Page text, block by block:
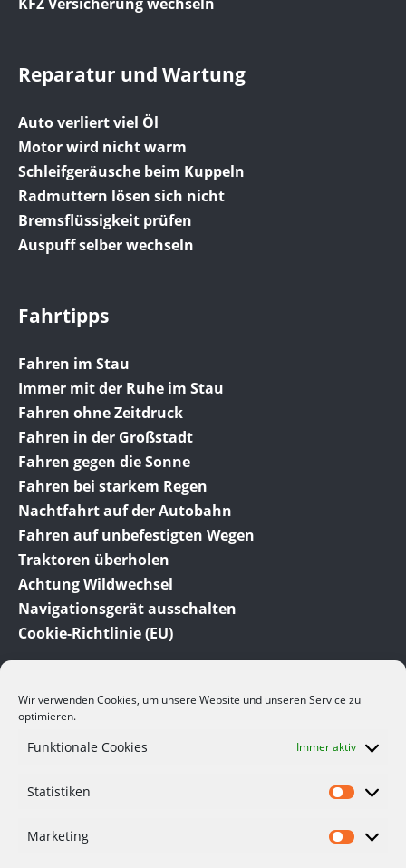
Wir verwenden Cookies, um unsere Website und unseren Service zu
optimieren.
Funktionale Cookies Immer aktiv
Statistiken
Marketing
KFZ Versicherung wechseln
Reparatur und Wartung
Auto verliert viel Öl
Motor wird nicht warm
Schleifgeräusche beim Kuppeln
Radmuttern lösen sich nicht
Bremsflüssigkeit prüfen
Auspuff selber wechseln
Fahrtipps
Fahren im Stau
Immer mit der Ruhe im Stau
Fahren ohne Zeitdruck
Fahren in der Großstadt
Fahren gegen die Sonne
Fahren bei starkem Regen
Nachtfahrt auf der Autobahn
Fahren auf unbefestigten Wegen
Traktoren überholen
Achtung Wildwechsel
Navigationsgerät ausschalten
Cookie-Richtlinie (EU)
und Auto Blog. Hier finden Sie viele interessante
Viele der hier angesprochenen Themen beruhen auf